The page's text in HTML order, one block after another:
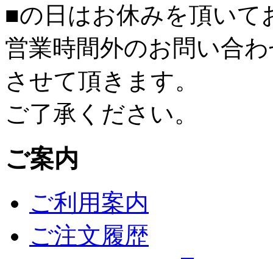
■の日はお休みを頂いて
営業時間外のお問い合
させて頂きます。
ご了承ください。
ご案内
ご利用案内
ご注文履歴